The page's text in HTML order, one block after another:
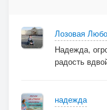
Лозовая
Надежда,
радость
надежда